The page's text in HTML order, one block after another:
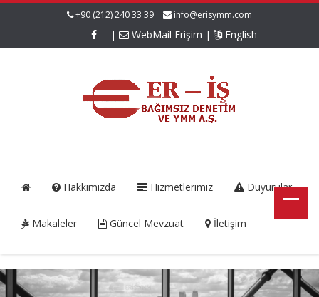
+90 (212) 240 33 39 info@erisymm.com
| WebMail Erişim | English
Hakkımızda Hizmetlerimiz Duyurular
Makaleler Güncel Mevzuat İletişim